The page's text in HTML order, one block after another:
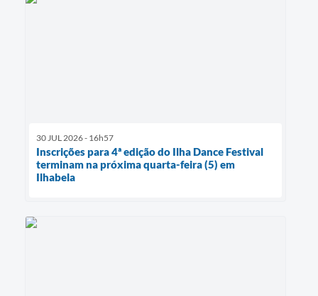
30 JUL 2026 - 16h57
Inscrições para 4ª edição do Ilha Dance Festival
terminam na próxima quarta-feira (5) em
Ilhabela